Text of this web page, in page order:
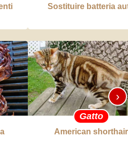
Sostituire batteria
Gatto
American shorthair
›